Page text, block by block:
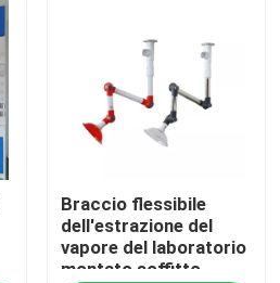
Braccio flessibile
dell'estrazione del
vapore del laboratorio
montato soffitto